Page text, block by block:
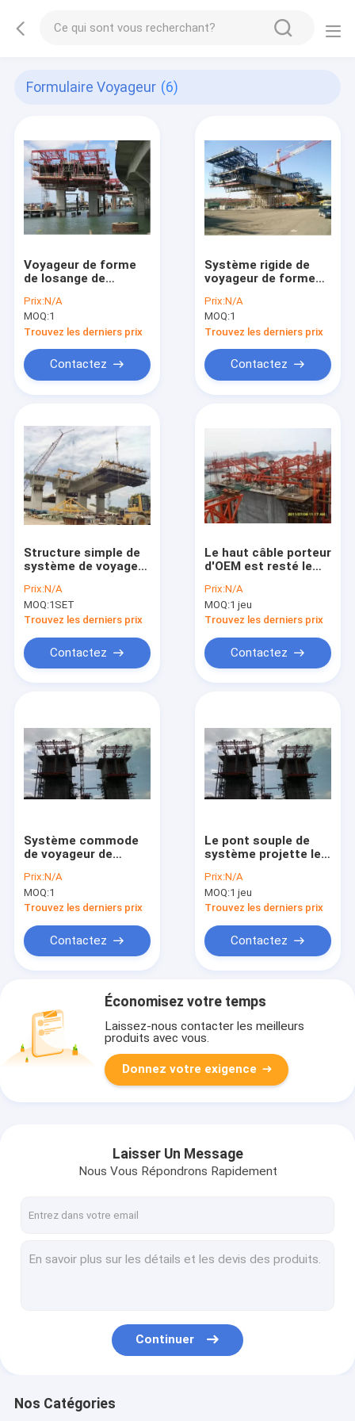
Formulaire Voyageur (6)
Voyageur de forme
de losange de
d'imprimé spécial de
constructeur de pont
de losange
Prix:N/A
MOQ:1
Trouvez les derniers prix
Contactez
Système rigide de
voyageur de forme
de voyageur de
forme de norme
internationale
Prix:N/A
MOQ:1
Trouvez les derniers prix
Contactez
Structure simple de
système de voyageur
de
machines/voyageur
de forme
Prix:N/A
MOQ:1SET
Trouvez les derniers prix
Contactez
Le haut câble porteur
d'OEM est resté le
de losange pour le
pont/chemin de fer
Prix:N/A
MOQ:1 jeu
Trouvez les derniers prix
Contactez
Système commode
de voyageur de
d'Assemblée pour la
construction en
porte-à-faux libre
Prix:N/A
MOQ:1
Trouvez les derniers prix
Contactez
Le pont souple de
système projette le
de losange d'OIN de
voyageur de forme
Prix:N/A
MOQ:1 jeu
Trouvez les derniers prix
Contactez
Économisez votre temps
Laissez-nous contacter les meilleurs
produits avec vous.
Donnez votre exigence
Laisser Un Message
Nous Vous Répondrons Rapidement
Continuer
Nos Catégories